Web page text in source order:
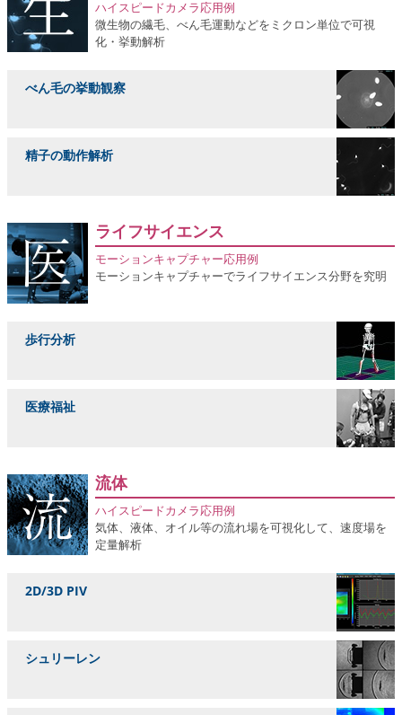
ハイスピードカメラ応用例
微生物の繊毛、べん毛運動などをミクロン単位で可視
化・挙動解析
べん毛の挙動観察
精子の動作解析
ライフサイエンス
モーションキャプチャー応用例
モーションキャプチャーでライフサイエンス分野を究明
歩行分析
医療福祉
流体
ハイスピードカメラ応用例
気体、液体、オイル等の流れ場を可視化して、速度場を
定量解析
2D/3D PIV
シュリーレン